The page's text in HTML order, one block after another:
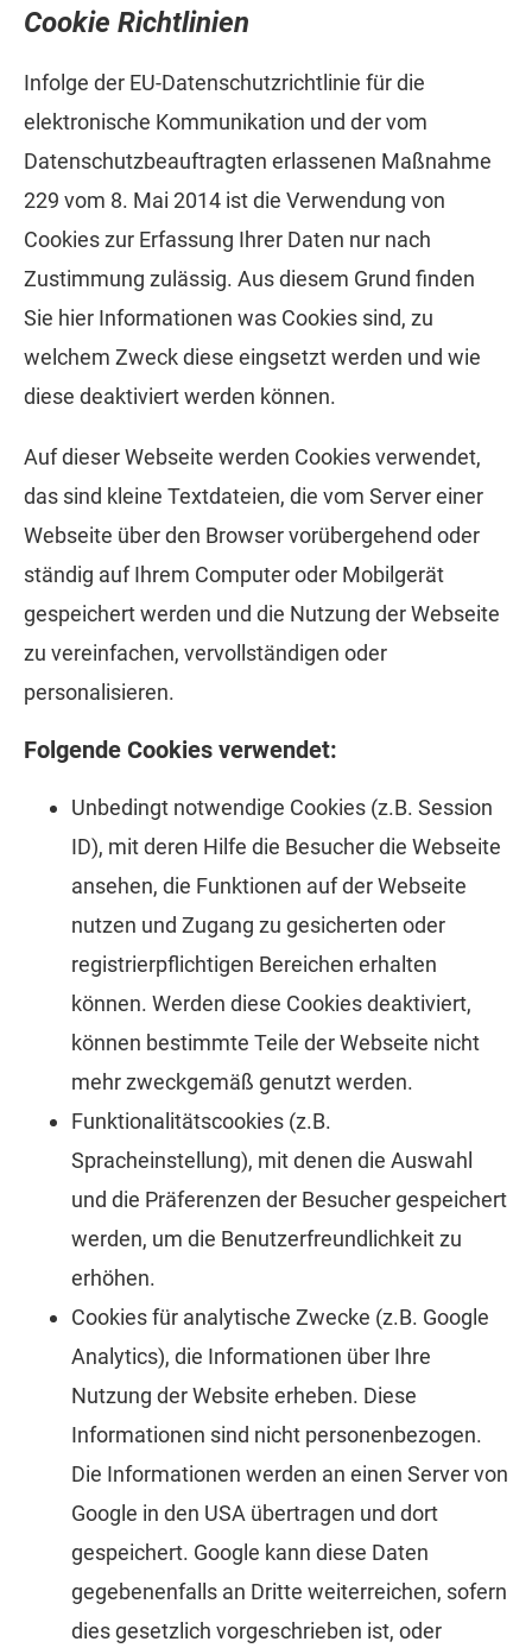
Cookie Richtlinien
Infolge der EU-Datenschutzrichtlinie für die
elektronische Kommunikation und der vom
Datenschutzbeauftragten erlassenen Maßnahme
229 vom 8. Mai 2014 ist die Verwendung von
Cookies zur Erfassung Ihrer Daten nur nach
Zustimmung zulässig. Aus diesem Grund finden
Sie hier Informationen was Cookies sind, zu
welchem Zweck diese eingsetzt werden und wie
diese deaktiviert werden können.
Auf dieser Webseite werden Cookies verwendet,
das sind kleine Textdateien, die vom Server einer
Webseite über den Browser vorübergehend oder
ständig auf Ihrem Computer oder Mobilgerät
gespeichert werden und die Nutzung der Webseite
zu vereinfachen, vervollständigen oder
personalisieren.
Folgende Cookies verwendet:
Unbedingt notwendige Cookies (z.B. Session
ID), mit deren Hilfe die Besucher die Webseite
ansehen, die Funktionen auf der Webseite
nutzen und Zugang zu gesicherten oder
registrierpflichtigen Bereichen erhalten
können. Werden diese Cookies deaktiviert,
können bestimmte Teile der Webseite nicht
mehr zweckgemäß genutzt werden.
Funktionalitätscookies (z.B.
Spracheinstellung), mit denen die Auswahl
und die Präferenzen der Besucher gespeichert
werden, um die Benutzerfreundlichkeit zu
erhöhen.
Cookies für analytische Zwecke (z.B. Google
Analytics), die Informationen über Ihre
Nutzung der Website erheben. Diese
Informationen sind nicht personenbezogen.
Die Informationen werden an einen Server von
Google in den USA übertragen und dort
gespeichert. Google kann diese Daten
gegebenenfalls an Dritte weiterreichen, sofern
dies gesetzlich vorgeschrieben ist, oder